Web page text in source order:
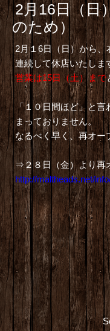
2月16日（
のため）
2月１6日（日）から
連続して休店いたしま
営業は15日（土）まで
「１０日間ほど」と
まっておりません。
なるべく早く、再オー
⇒２８日（金）より再
http://maltheads.net/